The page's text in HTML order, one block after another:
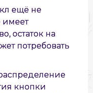
ещё не
имеет
остаток на
потребовать
кнопки